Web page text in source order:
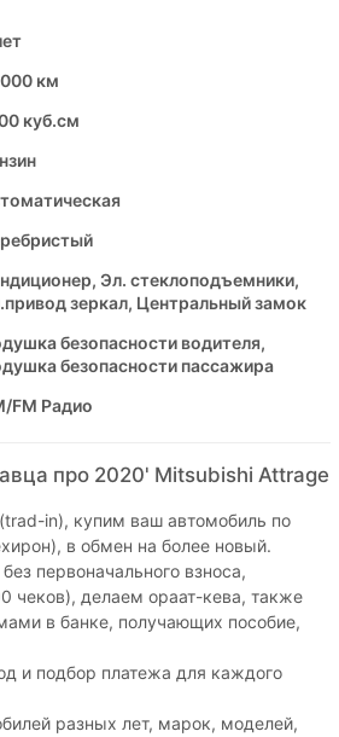
км
куб.см
Эл. стеклоподъемники,
зеркал, Центральный замок
безопасности водителя,
безопасности пассажира
FM Радио
про 2020' Mitsubishi Attrage
in), купим ваш автомобиль по
в обмен на более новый.
первоначального взноса,
чеков), делаем ораат-кева, также
в банке, получающих пособие,
и подбор платежа для каждого
разных лет, марок, моделей,